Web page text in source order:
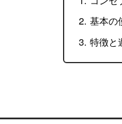
基本の
特徴と